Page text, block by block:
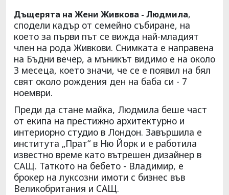
Дъщерята на Жени Живкова - Людмила,
сподели кадър от семейно събиране, на
което за първи път се вижда най-младият
член на рода Живкови. Снимката е направена
на Бъдни вечер, а мъникът видимо е на около
3 месеца, което значи, че се е появил на бял
свят около рождения ден на баба си - 7
ноември.
Преди да стане майка, Людмила беше част
от екипа на престижно архитектурно и
интериорно студио в Лондон. Завършила е
института „Прат“ в Ню Йорк и е работила
известно време като вътрешен дизайнер в
САЩ. Таткото на бебето - Владимир, е
брокер на луксозни имоти с бизнес във
Великобритания и САЩ.